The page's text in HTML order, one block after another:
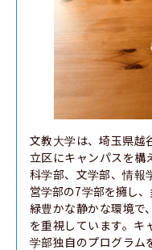
文教大学は、埼玉県越
立区にキャンパスを構
科学部、文学部、情報
営学部の7学部を擁し
緑豊かな静かな環境で
を重視しています。キ
学部独自のプログラム